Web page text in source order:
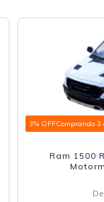
3% OFFComprando 3
Ram 1500
De